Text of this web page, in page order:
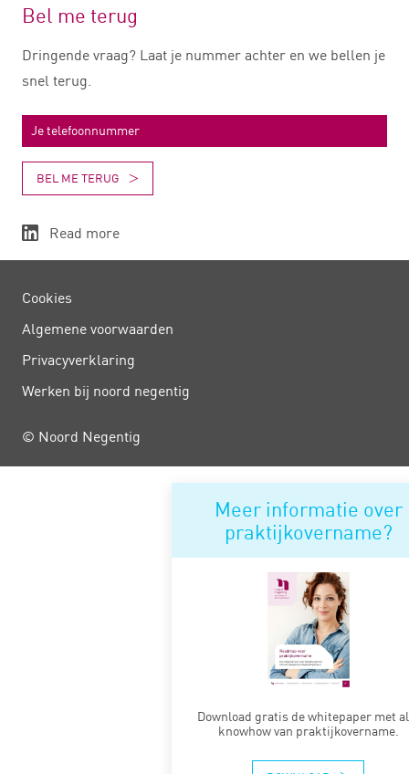
Meer informatie over
praktijkovername?
Download gratis de whitepaper met
knowhow van praktijkovername.
Bel me terug
Dringende vraag? Laat je nummer achter en we bellen je
snel terug.
BEL ME TERUG
Read more
Cookies
Algemene voorwaarden
Privacy­verklaring
Werken bij noord negentig
© Noord Negentig